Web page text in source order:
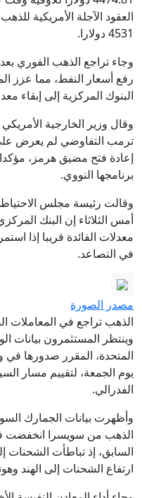
4531 دولارا.
وجاء تراجع الذهب الفوري
رفع أسعار النفط، مما عزز
البنوك المركزية إلى إبقاء
وقال وزير الخارجية
ترمب التفاوضي لم يعرض
إعادة فتح مضيق هرمز،
برنامجها النووي.
وقالت رئيسة مجلس
أمس الثلاثاء إن البنك
معدلات الفائدة قريبا إذا
في التصاعد.
مصدر الصورة
الذهب تراجع في المعاملات
وينتظر المستثمرون بيانات
المتحدة، المقرر صدورها في
يوم الجمعة، لتقييم مسار
الفدرالي.
وأظهرت بيانات الجمارك
السابق، إذ تباطأت الشحنات
ارتفاع الشحنات إلى الهند